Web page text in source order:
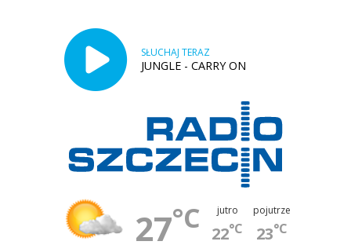
SŁUCHAJ TERAZ
JUNGLE - CARRY ON
27°C jutro
22°C
pojutrze
23°C